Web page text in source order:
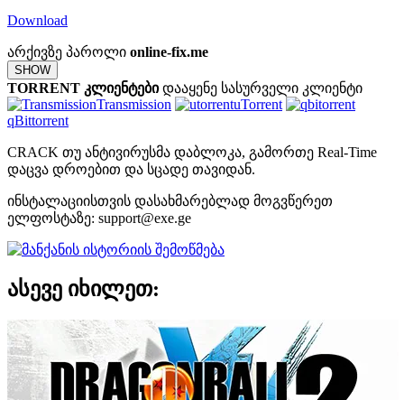
Download
არქივზე პაროლი online-fix.me
SHOW
TORRENT კლიენტები დააყენე სასურველი კლიენტი
Transmission
uTorrent
qBittorrent
CRACK თუ ანტივირუსმა დაბლოკა, გამორთე Real-Time
დაცვა დროებით და სცადე თავიდან.
ინსტალაციისთვის დასახმარებლად მოგვწერეთ
ელფოსტაზე: support@exe.ge
ასევე იხილეთ: